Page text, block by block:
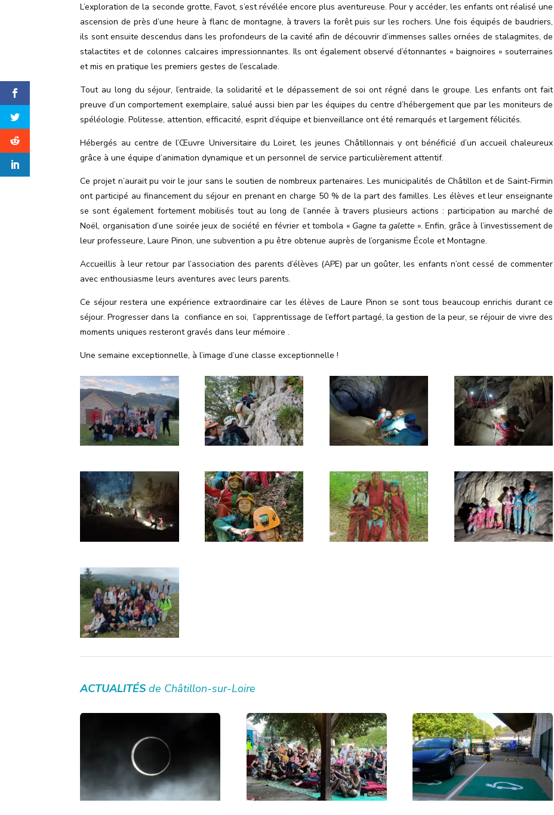
L’exploration de la seconde grotte, Favot, s’est révélée encore plus aventureuse. Pour y accéder, les enfants ont réalisé une
ascension de près d’une heure à flanc de montagne, à travers la forêt puis sur les rochers. Une fois équipés de baudriers,
ils sont ensuite descendus dans les profondeurs de la cavité afin de découvrir d’immenses salles ornées de stalagmites, de
stalactites et de colonnes calcaires impressionnantes. Ils ont également observé d’étonnantes « baignoires » souterraines
et mis en pratique les premiers gestes de l’escalade.
Tout au long du séjour, l’entraide, la solidarité et le dépassement de soi ont régné dans le groupe. Les enfants ont fait
preuve d’un comportement exemplaire, salué aussi bien par les équipes du centre d’hébergement que par les moniteurs de
spéléologie. Politesse, attention, efficacité, esprit d’équipe et bienveillance ont été remarqués et largement félicités.
Hébergés au centre de l’Œuvre Universitaire du Loiret, les jeunes Châtillonnais y ont bénéficié d’un accueil chaleureux
grâce à une équipe d’animation dynamique et un personnel de service particulièrement attentif.
Ce projet n’aurait pu voir le jour sans le soutien de nombreux partenaires. Les municipalités de Châtillon et de Saint-Firmin
ont participé au financement du séjour en prenant en charge 50 % de la part des familles. Les élèves et leur enseignante
se sont également fortement mobilisés tout au long de l’année à travers plusieurs actions : participation au marché de
Noël, organisation d’une soirée jeux de société en février et tombola « Gagne ta galette ». Enfin, grâce à l’investissement de
leur professeure, Laure Pinon, une subvention a pu être obtenue auprès de l’organisme École et Montagne.
Accueillis à leur retour par l’association des parents d’élèves (APE) par un goûter, les enfants n’ont cessé de commenter
avec enthousiasme leurs aventures avec leurs parents.
Ce séjour restera une expérience extraordinaire car les élèves de Laure Pinon se sont tous beaucoup enrichis durant ce
séjour. Progresser dans la confiance en soi, l’apprentissage de l’effort partagé, la gestion de la peur, se réjouir de vivre des
moments uniques resteront gravés dans leur mémoire .
Une semaine exceptionnelle, à l’image d’une classe exceptionnelle !
ACTUALITÉS de Châtillon-sur-Loire